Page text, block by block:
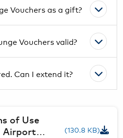
Vouchers as a gift?
Vouchers valid?
Can I extend it?
of Use
Airport
(130.8 KB)